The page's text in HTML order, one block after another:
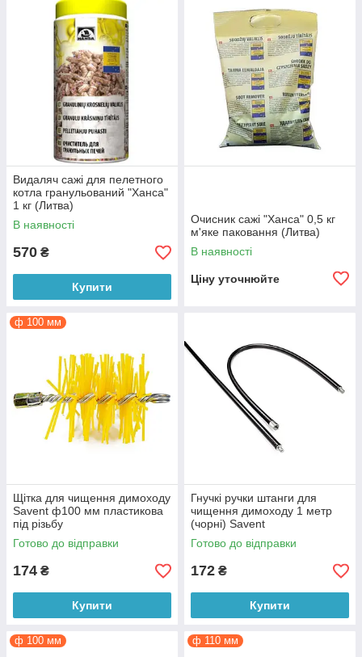
Видаляч сажі для пелетного
котла гранульований "Ханса"
1 кг (Литва)
В наявності
570 ₴
Купити
Очисник сажі "Ханса" 0,5 кг
м'яке паковання (Литва)
В наявності
Ціну уточнюйте
ф 100 мм
Щітка для чищення димоходу
Savent ф100 мм пластикова
під різьбу
Готово до відправки
174 ₴
Купити
Гнучкі ручки штанги для
чищення димоходу 1 метр
(чорні) Savent
Готово до відправки
172 ₴
Купити
ф 100 мм ф 110 мм